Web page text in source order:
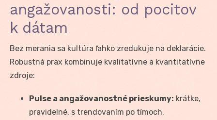
angažovanosti: od pocitov
k dátam
Bez merania sa kultúra ľahko zredukuje na deklarácie.
Robustná prax kombinuje kvalitatívne a kvantitatívne
zdroje:
Pulse a angažovanostné prieskumy: krátke,
pravidelné, s trendovaním po tímoch.